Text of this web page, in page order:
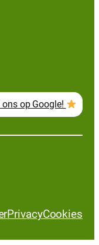
ons op Google!
PrivacyCookies